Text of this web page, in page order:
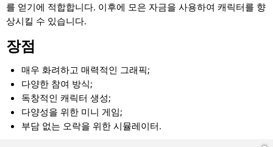
를 얻기에 적합합니다. 이후에 모은 자금을 사용하여 캐릭터를 향
상시킬 수 있습니다.
장점
매우 화려하고 매력적인 그래픽;
다양한 참여 방식;
독창적인 캐릭터 생성;
다양성을 위한 미니 게임;
부담 없는 오락을 위한 시뮬레이터.